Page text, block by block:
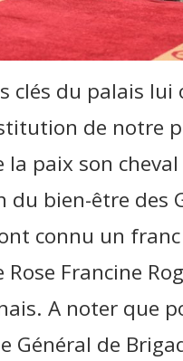
clés du palais
de notre
paix son
du bien-être des
connu un
Rose Francine
A noter que
Général de